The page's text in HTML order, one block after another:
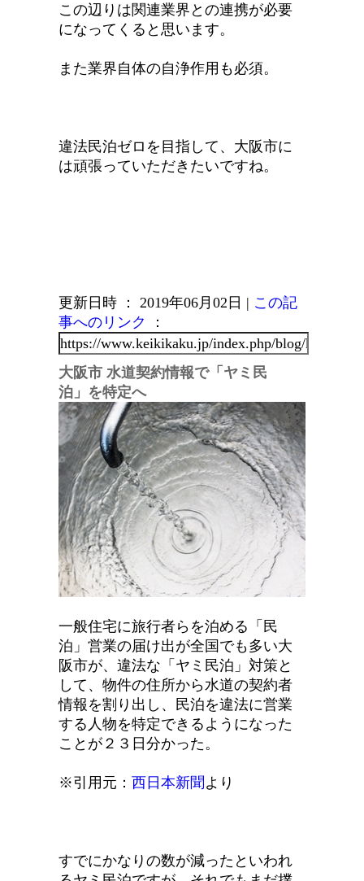
この辺りは関連業界との連携が必要
になってくると思います。
また業界自体の自浄作用も必須。
違法民泊ゼロを目指して、大阪市に
は頑張っていただきたいですね。
更新日時 ： 2019年06月02日 | この記
事へのリンク
：
大阪市 水道契約情報で「ヤミ民
泊」を特定へ
一般住宅に旅行者らを泊める「民
泊」営業の届け出が全国でも多い大
阪市が、違法な「ヤミ民泊」対策と
して、物件の住所から水道の契約者
情報を割り出し、民泊を違法に営業
する人物を特定できるようになった
ことが２３日分かった。
※引用元： 西日本新聞 より
すでにかなりの数が減ったといわれ